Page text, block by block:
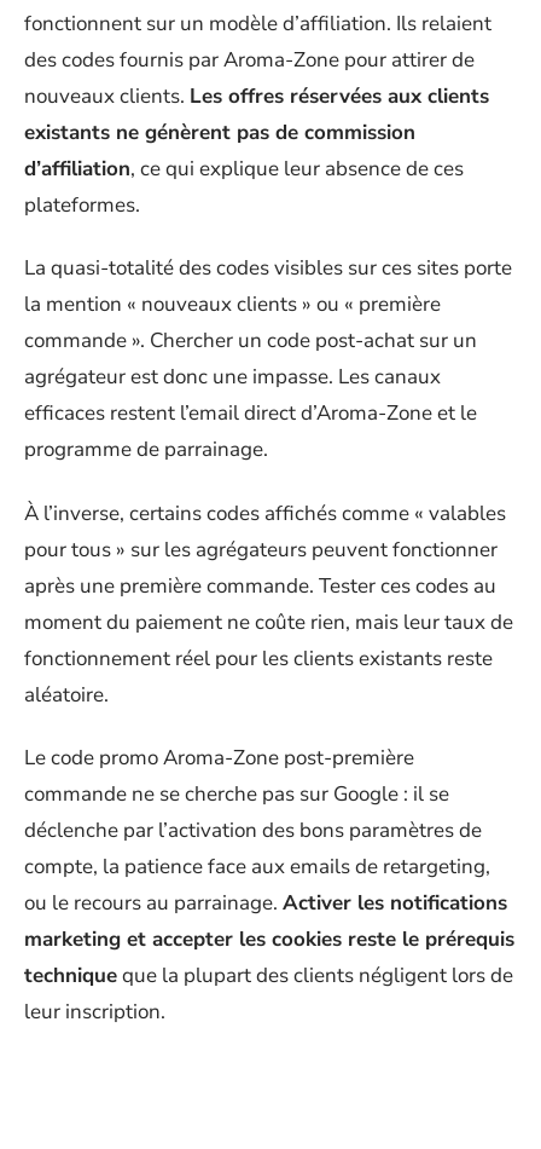
fonctionnent sur un modèle d’affiliation. Ils relaient
des codes fournis par Aroma-Zone pour attirer de
nouveaux clients. Les offres réservées aux clients
existants ne génèrent pas de commission
d’affiliation, ce qui explique leur absence de ces
plateformes.
La quasi-totalité des codes visibles sur ces sites porte
la mention « nouveaux clients » ou « première
commande ». Chercher un code post-achat sur un
agrégateur est donc une impasse. Les canaux
efficaces restent l’email direct d’Aroma-Zone et le
programme de parrainage.
À l’inverse, certains codes affichés comme « valables
pour tous » sur les agrégateurs peuvent fonctionner
après une première commande. Tester ces codes au
moment du paiement ne coûte rien, mais leur taux de
fonctionnement réel pour les clients existants reste
aléatoire.
Le code promo Aroma-Zone post-première
commande ne se cherche pas sur Google : il se
déclenche par l’activation des bons paramètres de
compte, la patience face aux emails de retargeting,
ou le recours au parrainage. Activer les notifications
marketing et accepter les cookies reste le prérequis
techniqueque la plupart des clients négligent lors de
leur inscription.